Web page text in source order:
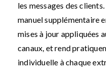
les messages des
manuel supplémentaire
mises à jour appliquées
canaux, et rend
individuelle à chaque